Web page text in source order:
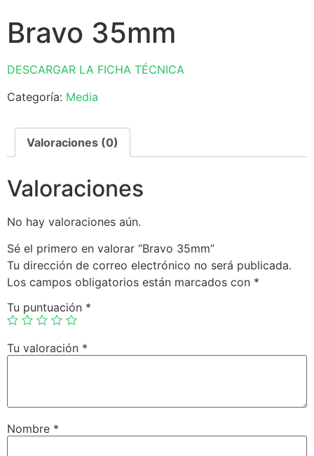
Bravo 35mm
DESCARGAR LA FICHA TÉCNICA
Categoría: Media
Valoraciones (0)
Valoraciones
No hay valoraciones aún.
Sé el primero en valorar “Bravo 35mm”
Tu dirección de correo electrónico no será publicada.
Los campos obligatorios están marcados con *
Tu puntuación *
Tu valoración *
Nombre *